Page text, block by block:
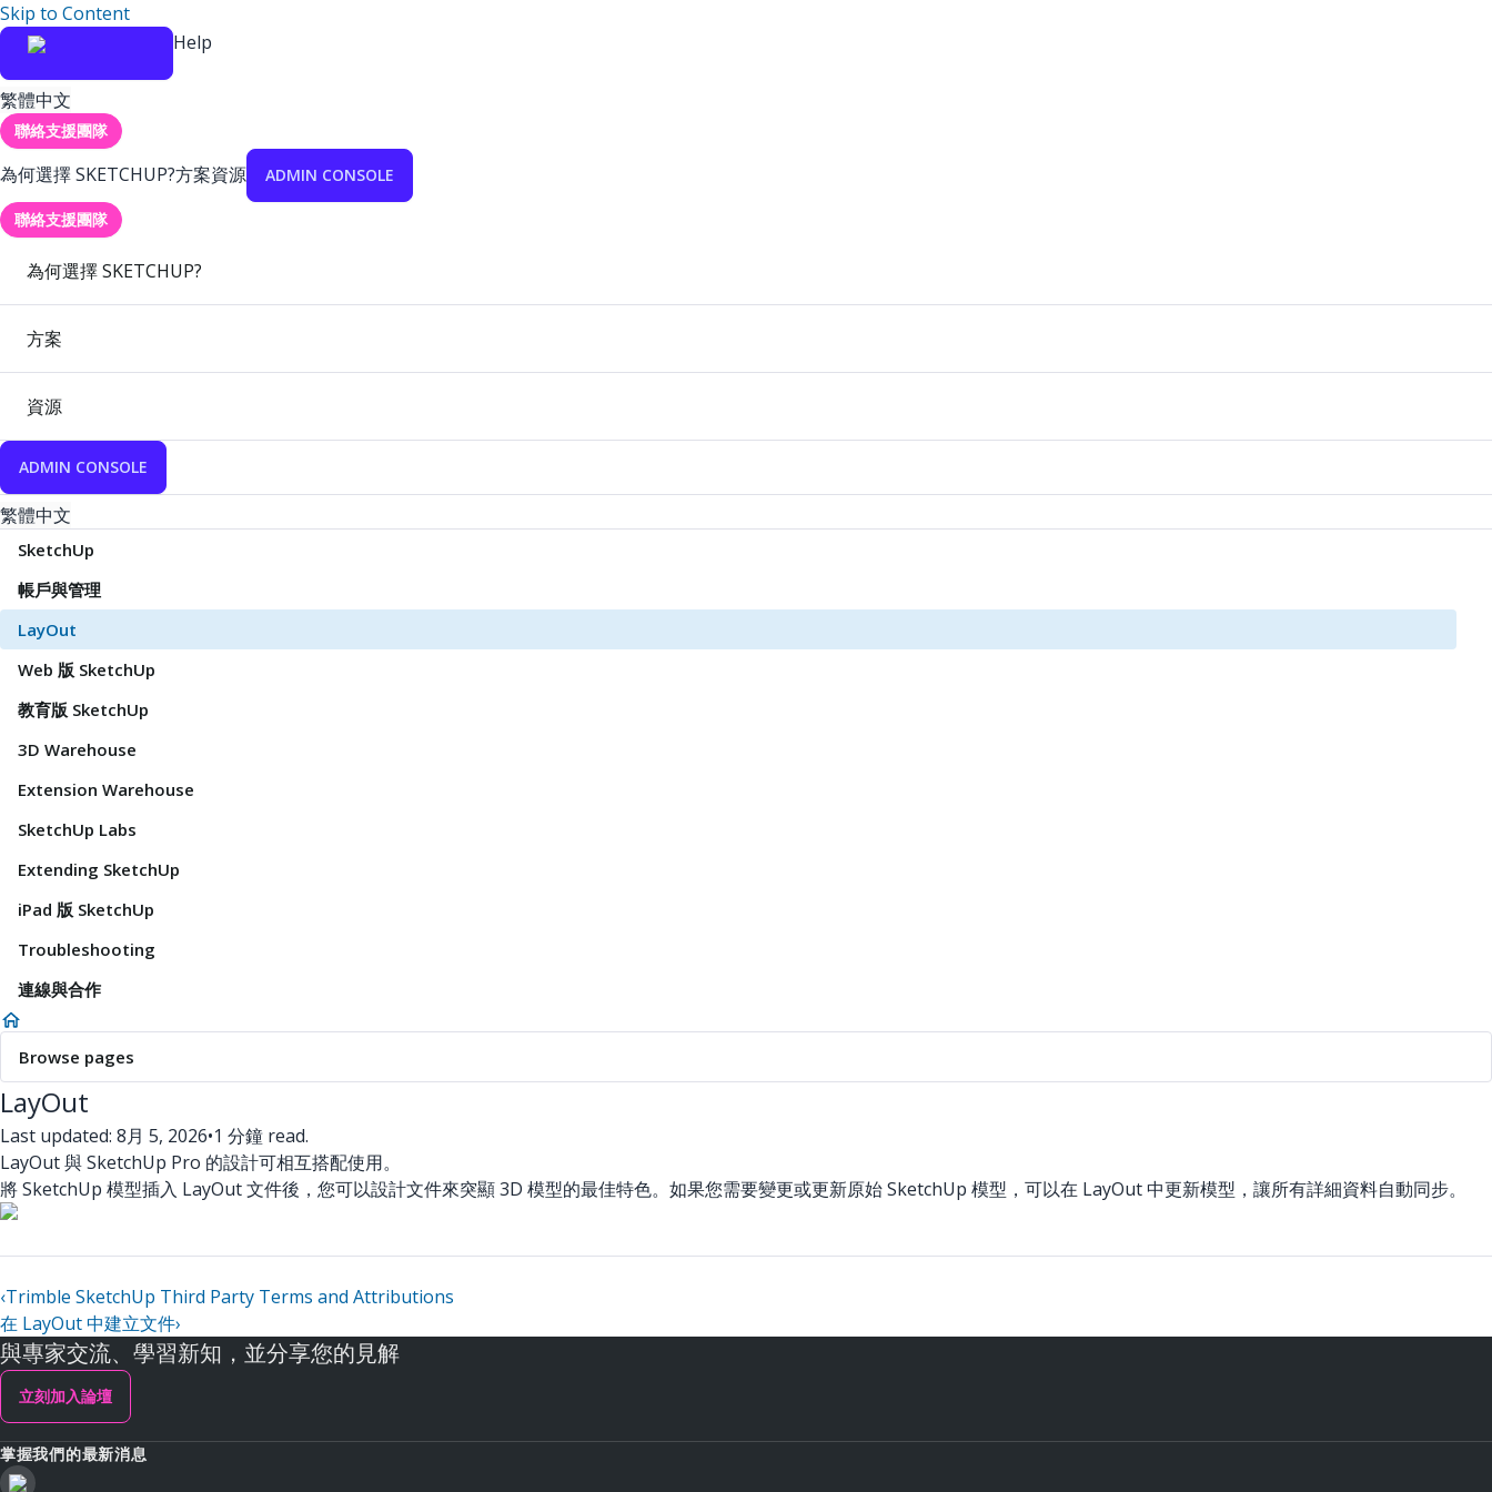
Skip to Content
Help
繁體中文
聯絡支援團隊
為何選擇 SKETCHUP?方案資源 ADMIN CONSOLE
聯絡支援團隊
為何選擇 SKETCHUP?
方案
資源
ADMIN CONSOLE
繁體中文
SketchUp
帳戶與管理
LayOut
Web 版 SketchUp
教育版 SketchUp
3D Warehouse
Extension Warehouse
SketchUp Labs
Extending SketchUp
iPad 版 SketchUp
Troubleshooting
連線與合作
Browse pages
LayOut
Last updated: 8月 5, 2026•1 分鐘 read.
LayOut 與 SketchUp Pro 的設計可相互搭配使用。
將 SketchUp 模型插入 LayOut 文件後，您可以設計文件來突顯 3D 模型的最佳特色。如果您需要變更或更新原始 SketchUp 模型，可以在 LayOut 中更新模型，讓所有詳細資料自動同步。
‹Trimble SketchUp Third Party Terms and Attributions
在 LayOut 中建立文件›
與專家交流、學習新知，並分享您的見解
立刻加入論壇
掌握我們的最新消息